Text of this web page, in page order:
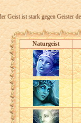
Geist ist stark gegen Geister
Naturgeist